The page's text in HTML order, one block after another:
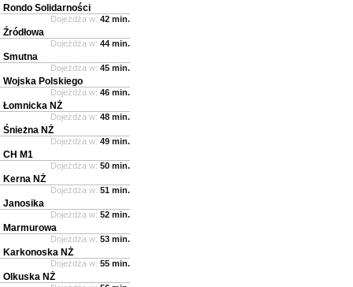
Rondo Solidarności
Dojeżdża w: 42 min.
Źródłowa
Dojeżdża w: 44 min.
Smutna
Dojeżdża w: 45 min.
Wojska Polskiego
Dojeżdża w: 46 min.
Łomnicka NŻ
Dojeżdża w: 48 min.
Śnieżna NŻ
Dojeżdża w: 49 min.
CH M1
Dojeżdża w: 50 min.
Kerna NŻ
Dojeżdża w: 51 min.
Janosika
Dojeżdża w: 52 min.
Marmurowa
Dojeżdża w: 53 min.
Karkonoska NŻ
Dojeżdża w: 55 min.
Olkuska NŻ